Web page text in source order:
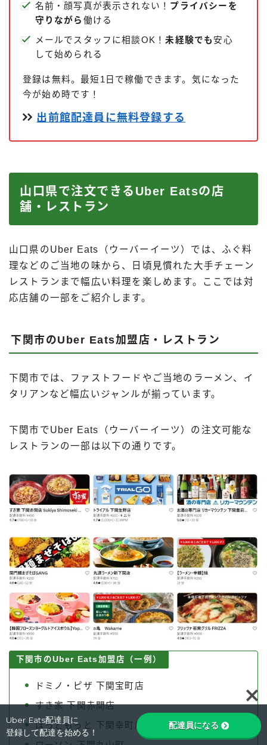
Follow Me
名前・顔写真が表示されない！ プライバシーを
守りながら 働ける
メールでスタッフに相談OK！未経験でも安心
して始められる
登録は無料。最短1日で稼働できます。気になった
今が始め時です！
出前館配達員に無料登録する
山口県で注文できるUber Eatsの店
舗・レストラン
山口県のUber Eats（ウーバーイーツ）では、ふぐ料
理などのご当地の味から、日頃見慣れた大手チェーン
レストランまで幅広い料理を楽しめます。ここでは対
応店舗の一部をご紹介します。
下関市のUber Eats加盟店・レストラン
下関市では、ファストフードやご当地のラーメン、イ
タリアンなど幅広いジャンルが揃っています。
下関市でUber Eats（ウーバーイーツ）の注文可能な
レストランの一部は以下の通りです。
下関市のUber Eats加盟店（一例）
ドミノ・ピザ 下関宝町店
すき家 下関赤間店
ほっともっと 下関幸町店
Uber Eats配達員に
登録して配達を始める！
配達員になる